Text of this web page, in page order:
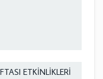
ETKİNLİKLERİ